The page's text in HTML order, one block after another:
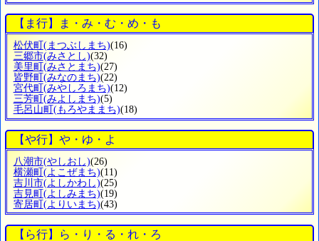
【ま行】ま・み・む・め・も
松伏町 (まつぶしまち)(16)
三郷市(みさとし)(32)
美里町 (みさとまち)(27)
皆野町 (みなのまち)(22)
宮代町 (みやしろまち)(12)
三芳町 (みよしまち)(5)
毛呂山町 (もろやままち)(18)
【や行】や・ゆ・よ
八潮市(やしおし)(26)
横瀬町 (よこぜまち)(11)
吉川市(よしかわし)(25)
吉見町 (よしみまち)(19)
寄居町 (よりいまち)(43)
【ら行】ら・り・る・れ・ろ